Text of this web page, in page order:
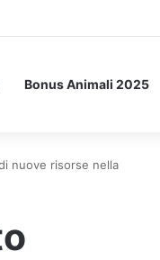
Bonus Animali 2025
nuove risorse nella